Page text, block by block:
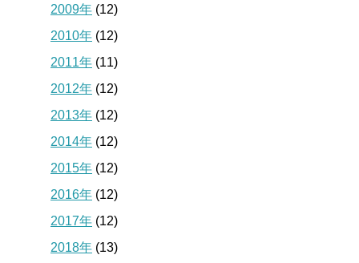
2009年 (12)
2010年 (12)
2011年 (11)
2012年 (12)
2013年 (12)
2014年 (12)
2015年 (12)
2016年 (12)
2017年 (12)
2018年 (13)